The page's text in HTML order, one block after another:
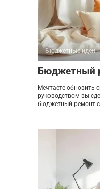
Бюджетные идеи
Бюджетный
Мечтаете обновить
руководством вы
бюджетный ремонт